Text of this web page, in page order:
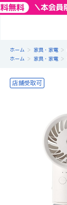
ホーム > 家具・家電 >
ホーム > 家具・家電 >